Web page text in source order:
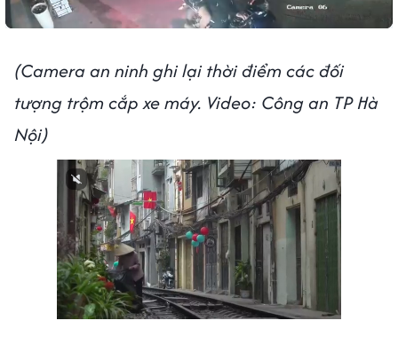
(Camera an ninh ghi lại thời điểm các đối
tượng trộm cắp xe máy. Video: Công an TP Hà
Nội)